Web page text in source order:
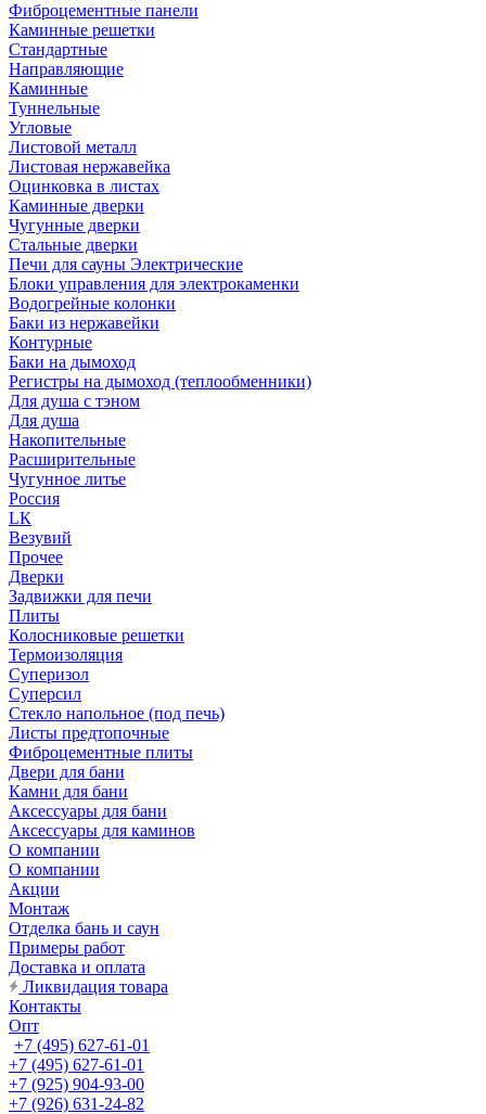
Фиброцементные панели
Каминные решетки
Стандартные
Направляющие
Каминные
Туннельные
Угловые
Листовой металл
Листовая нержавейка
Оцинковка в листах
Каминные дверки
Чугунные дверки
Стальные дверки
Печи для сауны Электрические
Блоки управления для электрокаменки
Водогрейные колонки
Баки из нержавейки
Контурные
Баки на дымоход
Регистры на дымоход (теплообменники)
Для душа с тэном
Для душа
Накопительные
Расширительные
Чугунное литье
Россия
LК
Везувий
Прочее
Дверки
Задвижки для печи
Плиты
Колосниковые решетки
Термоизоляция
Суперизол
Суперсил
Стекло напольное (под печь)
Листы предтопочные
Фиброцементные плиты
Двери для бани
Камни для бани
Аксессуары для бани
Аксессуары для каминов
О компании
О компании
Акции
Монтаж
Отделка бань и саун
Примеры работ
Доставка и оплата
Ликвидация товара
Контакты
Опт
+7 (495) 627-61-01
+7 (495) 627-61-01
+7 (925) 904-93-00
+7 (926) 631-24-82